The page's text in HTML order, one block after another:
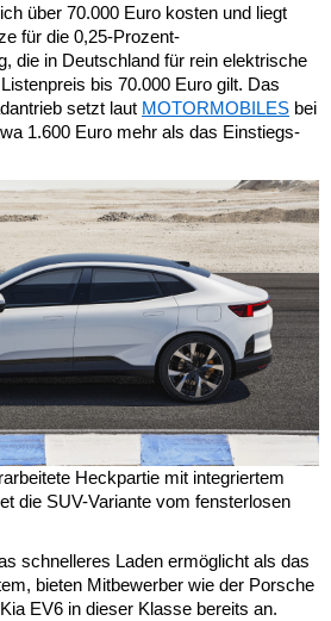
über 70.000 Euro kosten und liegt
für die 0,25-Prozent-
die in Deutschland für rein elektrische
bis 70.000 Euro gilt. Das
setzt laut MOTORMOBILES bei
1.600 Euro mehr als das Einstiegs-
Heckpartie mit integriertem
die SUV-Variante vom fensterlosen
schnelleres Laden ermöglicht als das
bieten Mitbewerber wie der Porsche
EV6 in dieser Klasse bereits an.